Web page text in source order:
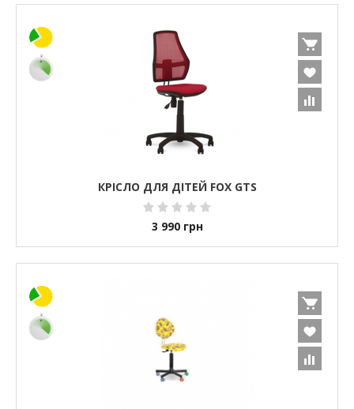
КРІСЛО ДЛЯ ДІТЕЙ FOX GTS
3 990 грн